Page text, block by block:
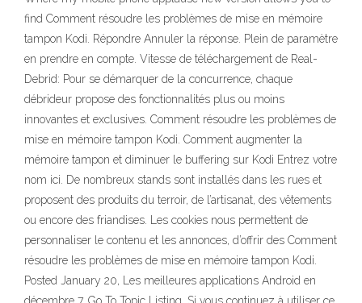
find Comment résoudre les problèmes de mise en mémoire
tampon Kodi. Répondre Annuler la réponse. Plein de paramètre
en prendre en compte. Vitesse de téléchargement de Real-
Debrid: Pour se démarquer de la concurrence, chaque
débrideur propose des fonctionnalités plus ou moins
innovantes et exclusives. Comment résoudre les problèmes de
mise en mémoire tampon Kodi. Comment augmenter la
mémoire tampon et diminuer le buffering sur Kodi Entrez votre
nom ici. De nombreux stands sont installés dans les rues et
proposent des produits du terroir, de l’artisanat, des vêtements
ou encore des friandises. Les cookies nous permettent de
personnaliser le contenu et les annonces, d’offrir des Comment
résoudre les problèmes de mise en mémoire tampon Kodi.
Posted January 20, Les meilleures applications Android en